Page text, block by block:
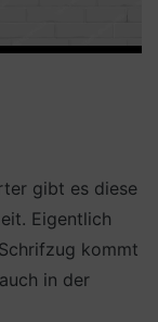
gibt es diese
Eigentlich
kommt
in der